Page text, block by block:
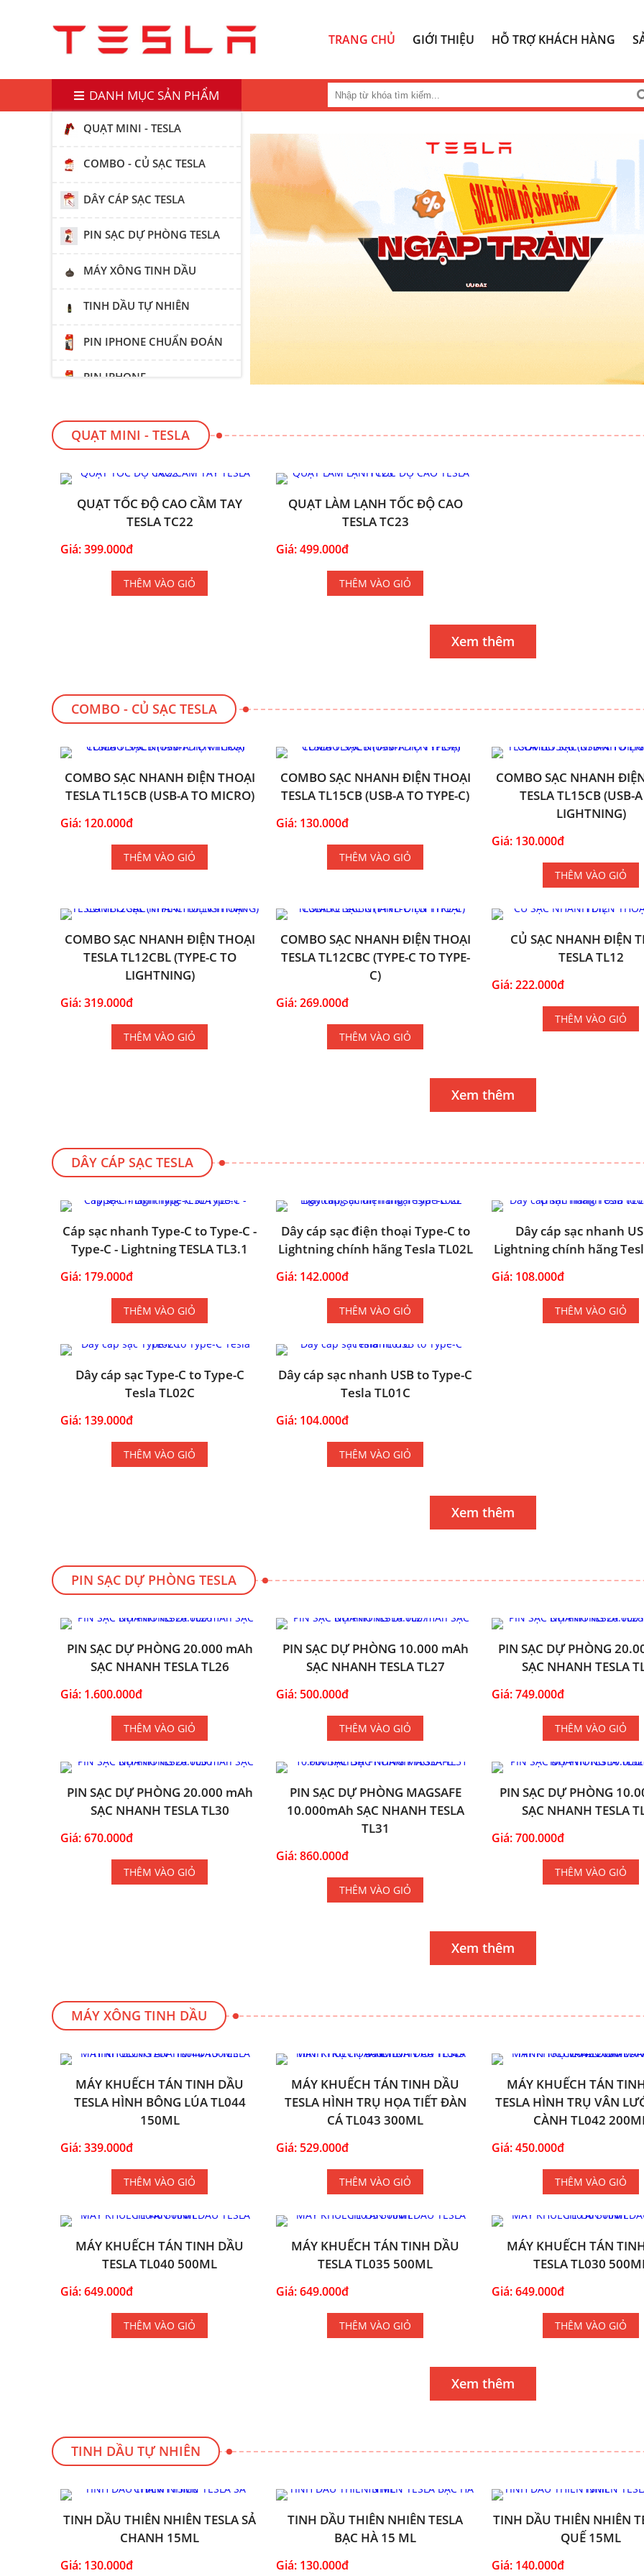
TRANG CHỦ GIỚI THIỆU HỖ TRỢ KHÁCH HÀNG
DANH MỤC SẢN PHẨM
QUẠT MINI - TESLA
COMBO - CỦ SẠC TESLA
DÂY CÁP SẠC TESLA
PIN SẠC DỰ PHÒNG TESLA
MÁY XÔNG TINH DẦU
TINH DẦU TỰ NHIÊN
PIN IPHONE CHUẨN ĐOÁN
PIN IPHONE
KÍNH CƯỜNG LỰC ĐIỆN
QUẠT MINI - TESLA
QUẠT TỐC ĐỘ CAO CẦM TAY
TESLA TC22
Giá: 399.000đ
THÊM VÀO GIỎ
QUẠT LÀM LẠNH TỐC ĐỘ CAO
TESLA TC23
Giá: 499.000đ
THÊM VÀO GIỎ
Xem thêm
COMBO - CỦ SẠC TESLA
COMBO SẠC NHANH ĐIỆN THOẠI
TESLA TL15CB (USB-A TO MICRO)
Giá: 120.000đ
THÊM VÀO GIỎ
COMBO SẠC NHANH ĐIỆN THOẠI
TESLA TL15CB (USB-A TO TYPE-C)
Giá: 130.000đ
THÊM VÀO GIỎ
COMBO SẠC NHANH
TESLA TL15CB (USB-
LIGHTNING)
Giá: 130.000đ
THÊM VÀO GIỎ
COMBO SẠC NHANH ĐIỆN THOẠI
TESLA TL12CBL (TYPE-C TO
LIGHTNING)
Giá: 319.000đ
THÊM VÀO GIỎ
COMBO SẠC NHANH ĐIỆN THOẠI
TESLA TL12CBC (TYPE-C TO TYPE-
C)
Giá: 269.000đ
THÊM VÀO GIỎ
CỦ SẠC NHANH ĐIỆN
TESLA TL12
Giá: 222.000đ
THÊM VÀO GIỎ
Xem thêm
DÂY CÁP SẠC TESLA
Cáp sạc nhanh Type-C to Type-C -
Type-C - Lightning TESLA TL3.1
Giá: 179.000đ
THÊM VÀO GIỎ
Dây cáp sạc điện thoại Type-C to
Lightning chính hãng Tesla TL02L
Giá: 142.000đ
THÊM VÀO GIỎ
Dây cáp sạc nhanh
Lightning chính hãng
Giá: 108.000đ
THÊM VÀO GIỎ
Dây cáp sạc Type-C to Type-C
Tesla TL02C
Giá: 139.000đ
THÊM VÀO GIỎ
Dây cáp sạc nhanh USB to Type-C
Tesla TL01C
Giá: 104.000đ
THÊM VÀO GIỎ
Xem thêm
PIN SẠC DỰ PHÒNG TESLA
PIN SẠC DỰ PHÒNG 20.000 mAh
SẠC NHANH TESLA TL26
Giá: 1.600.000đ
THÊM VÀO GIỎ
PIN SẠC DỰ PHÒNG 10.000 mAh
SẠC NHANH TESLA TL27
Giá: 500.000đ
THÊM VÀO GIỎ
PIN SẠC DỰ PHÒNG
SẠC NHANH TESLA
Giá: 749.000đ
THÊM VÀO GIỎ
PIN SẠC DỰ PHÒNG 20.000 mAh
SẠC NHANH TESLA TL30
Giá: 670.000đ
THÊM VÀO GIỎ
PIN SẠC DỰ PHÒNG MAGSAFE
10.000mAh SẠC NHANH TESLA
TL31
Giá: 860.000đ
THÊM VÀO GIỎ
PIN SẠC DỰ PHÒNG
SẠC NHANH TESLA
Giá: 700.000đ
THÊM VÀO GIỎ
Xem thêm
MÁY XÔNG TINH DẦU
MÁY KHUẾCH TÁN TINH DẦU
TESLA HÌNH BÔNG LÚA TL044
150ML
Giá: 339.000đ
THÊM VÀO GIỎ
MÁY KHUẾCH TÁN TINH DẦU
TESLA HÌNH TRỤ HỌA TIẾT ĐÀN
CÁ TL043 300ML
Giá: 529.000đ
THÊM VÀO GIỎ
MÁY KHUẾCH TÁN
TESLA HÌNH TRỤ VÂN
CÀNH TL042
Giá: 450.000đ
THÊM VÀO GIỎ
MÁY KHUẾCH TÁN TINH DẦU
TESLA TL040 500ML
Giá: 649.000đ
THÊM VÀO GIỎ
MÁY KHUẾCH TÁN TINH DẦU
TESLA TL035 500ML
Giá: 649.000đ
THÊM VÀO GIỎ
MÁY KHUẾCH TÁN
TESLA TL030
Giá: 649.000đ
THÊM VÀO GIỎ
Xem thêm
TINH DẦU TỰ NHIÊN
TINH DẦU THIÊN NHIÊN TESLA SẢ
CHANH 15ML
Giá: 130.000đ
TINH DẦU THIÊN NHIÊN TESLA
BẠC HÀ 15 ML
Giá: 130.000đ
TINH DẦU THIÊN NHIÊN
QUẾ 15ML
Giá: 140.000đ